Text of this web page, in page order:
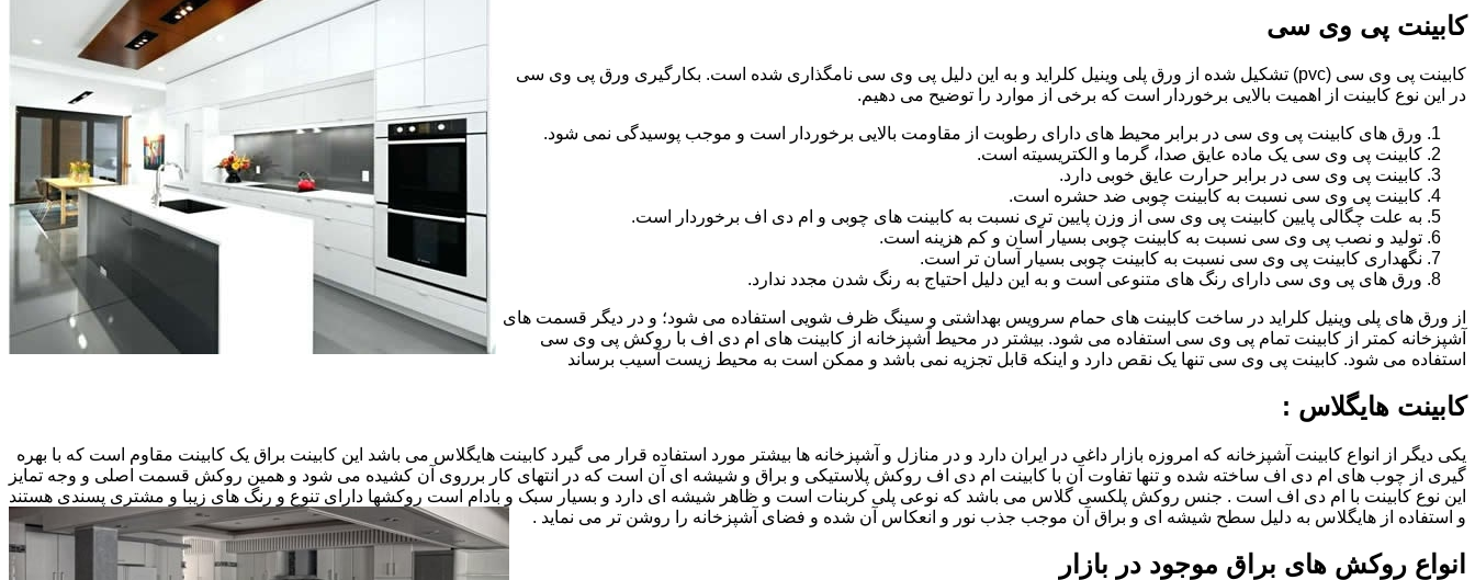
کابینت پی وی سی
کابینت پی وی سی (pvc) تشکیل شده از ورق پلی وینیل کلراید و به این دلیل پی وی سی نامگذاری شده است. بکارگیری ورق پی وی سی
در این نوع کابینت از اهمیت بالایی برخوردار است که برخی از موارد را توضیح می دهیم.
ورق های کابینت پی وی سی در برابر محیط های دارای رطوبت از مقاومت بالایی برخوردار است و موجب پوسیدگی نمی شود.
کابینت پی وی سی یک ماده عایق صدا، گرما و الکتریسیته است.
کابینت پی وی سی در برابر حرارت عایق خوبی دارد.
کابینت پی وی سی نسبت به کابینت چوبی ضد حشره است.
به علت چگالی پایین کابینت پی وی سی از وزن پایین تری نسبت به کابینت های چوبی و ام دی اف برخوردار است.
تولید و نصب پی وی سی نسبت به کابینت چوبی بسیار آسان و کم هزینه است.
نگهداری کابینت پی وی سی نسبت به کابینت چوبی بسیار آسان تر است.
ورق های پی وی سی دارای رنگ های متنوعی است و به این دلیل احتیاج به رنگ شدن مجدد ندارد.
از ورق های پلی وینیل کلراید در ساخت کابینت های حمام سرویس بهداشتی و سینگ ظرف شویی استفاده می شود؛ و در دیگر قسمت های
آشپزخانه کمتر از کابینت تمام پی وی سی استفاده می شود. بیشتر در محیط آشپزخانه از کابینت های ام دی اف با روکش پی وی سی
استفاده می شود. کابینت پی وی سی تنها یک نقص دارد و اینکه قابل تجزیه نمی باشد و ممکن است به محیط زیست آسیب برساند
کابینت هایگلاس :
یکی دیگر از انواع کابینت آشپزخانه که امروزه بازار داغی در ایران دارد و در منازل و آشپزخانه ها بیشتر مورد استفاده قرار می گیرد کابینت هایگلاس می باشد این کابینت براق یک کابینت مقاوم است که با بهره
گیری از چوب های ام دی اف ساخته شده و تنها تفاوت آن با کابینت ام دی اف روکش پلاستیکی و براق و شیشه ای آن است که در انتهای کار برروی آن کشیده می شود و همین روکش قسمت اصلی و وجه تمایز
این نوع کابینت با ام دی اف است . جنس روکش پلکسی گلاس می باشد که نوعی پلی کربنات است و ظاهر شیشه ای دارد و بسیار سبک و بادام است روکشها دارای تنوع و رنگ های زیبا و مشتری پسندی هستند
و استفاده از هایگلاس به دلیل سطح شیشه ای و براق آن موجب جذب نور و انعکاس آن شده و فضای آشپزخانه را روشن تر می نماید .
انواع روکش های براق موجود در بازار